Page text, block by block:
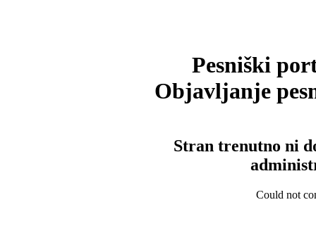
Pesniški
Objavljanje
Stran trenutno ni
Could not